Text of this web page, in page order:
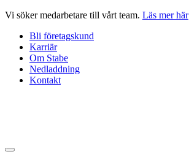
Hoppa
innehåll
Vi söker medarbetare till vårt team. Läs mer här
Bli företagskund
Karriär
Om Stabe
Nedladdning
Kontakt